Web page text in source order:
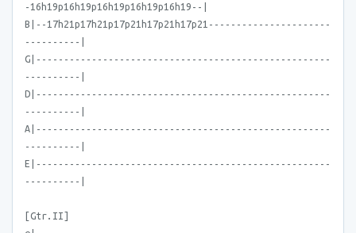
-16h19p16h19p16h19p16h19p16h19--|
B|--17h21p17h21p17p21h17p21h17p21----------------------
----------|
G|-----------------------------------------------------
----------|
D|-----------------------------------------------------
----------|
A|-----------------------------------------------------
----------|
E|-----------------------------------------------------
----------|
[Gtr.II]